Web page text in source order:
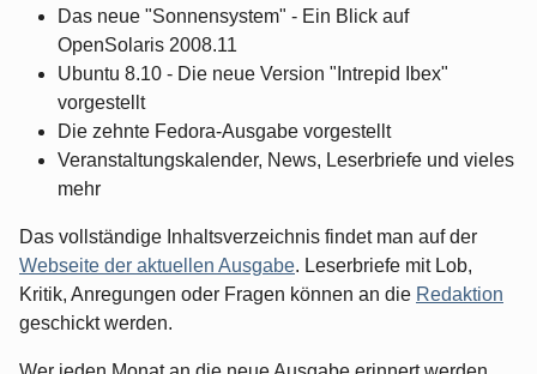
Das neue "Sonnensystem" - Ein Blick auf
OpenSolaris 2008.11
Ubuntu 8.10 - Die neue Version "Intrepid Ibex"
vorgestellt
Die zehnte Fedora-Ausgabe vorgestellt
Veranstaltungskalender, News, Leserbriefe und vieles
mehr
Das vollständige Inhaltsverzeichnis findet man auf der
Webseite der aktuellen Ausgabe. Leserbriefe mit Lob,
Kritik, Anregungen oder Fragen können an die Redaktion
geschickt werden.